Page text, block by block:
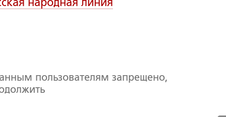
пользователям запрещено,